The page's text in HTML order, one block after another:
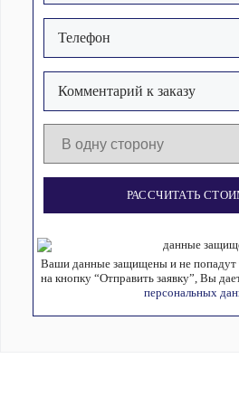
РАССЧИТАТЬ
Ваши данные защищены и не попадут
на кнопку “Отправить заявку”, Вы
персональных